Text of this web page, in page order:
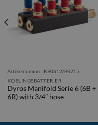
Artikelnummer: KB0612/BR215
KOBLINGSBATTERIER
Dyros Manifold Serie 6 (6B +
6R) with 3/4″ hose